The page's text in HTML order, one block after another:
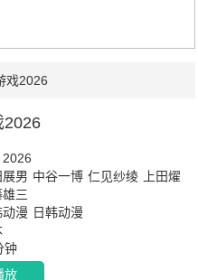
戏2026
2026
2026
展男 中谷一博 仁见纱绫
上田燿
三
动漫 日韩动漫
钟
放